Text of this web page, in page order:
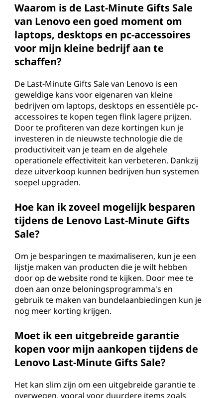
Waarom is de Last-Minute Gifts Sale
van Lenovo een goed moment om
laptops, desktops en pc-accessoires
voor mijn kleine bedrijf aan te
schaffen?
De Last-Minute Gifts Sale van Lenovo is een
geweldige kans voor eigenaren van kleine
bedrijven om laptops, desktops en essentiële pc-
accessoires te kopen tegen flink lagere prijzen.
Door te profiteren van deze kortingen kun je
investeren in de nieuwste technologie die de
productiviteit van je team en de algehele
operationele effectiviteit kan verbeteren. Dankzij
deze uitverkoop kunnen bedrijven hun systemen
soepel upgraden.
Hoe kan ik zoveel mogelijk besparen
tijdens de Lenovo Last-Minute Gifts
Sale?
Om je besparingen te maximaliseren, kun je een
lijstje maken van producten die je wilt hebben
door op de website rond te kijken. Door mee te
doen aan onze beloningsprogramma's en
gebruik te maken van bundelaanbiedingen kun je
nog meer korting krijgen.
Moet ik een uitgebreide garantie
kopen voor mijn aankopen tijdens de
Lenovo Last-Minute Gifts Sale?
Het kan slim zijn om een uitgebreide garantie te
overwegen, vooral voor duurdere items zoals